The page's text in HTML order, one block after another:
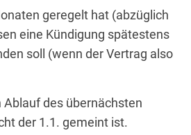
geregelt hat (abzüglich
eine Kündigung spätestens
soll (wenn der Vertrag also
Ablauf des übernächsten
der 1.1. gemeint ist.